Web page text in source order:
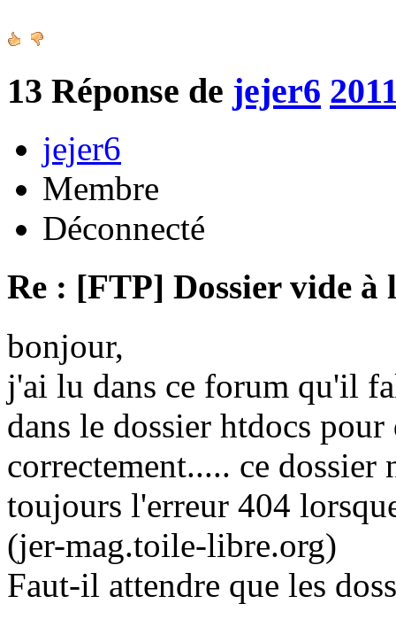
13 Réponse de jejer6
jejer6
Membre
Déconnecté
Re : [FTP] Dossier vide à
bonjour,
j'ai lu dans ce forum qu'il
dans le dossier htdocs
correctement..... ce dossier
toujours l'erreur 404
(jer-mag.toile-libre.org)
Faut-il attendre que les